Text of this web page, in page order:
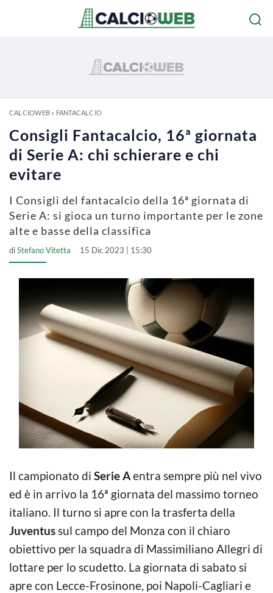
CALCIOWEB» FANTACALCIO
Consigli Fantacalcio, 16ª giornata
di Serie A: chi schierare e chi
evitare
I Consigli del fantacalcio della 16ª giornata di
Serie A: si gioca un turno importante per le zone
alte e basse della classifica
diStefano Vitetta 15 Dic 2023 | 15:30
Il campionato di Serie Aentra sempre più nel vivo
ed è in arrivo la 16ª giornata del massimo torneo
italiano. Il turno si apre con la trasferta della
Juventussul campo del Monza con il chiaro
obiettivo per la squadra di Massimiliano Allegri di
lottare per lo scudetto. La giornata di sabato si
apre con Lecce-Frosinone, poi Napoli-Cagliari e